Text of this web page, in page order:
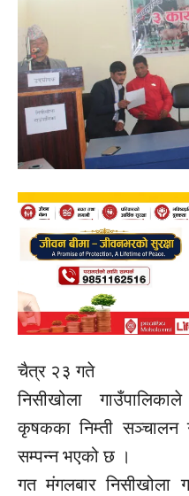
चैत्र २३ गते
निसीखोला
कृषकका निम्ती सञ्चालन
सम्पन्न भएको छ ।
गत मंगलबार निसीखोला